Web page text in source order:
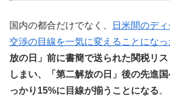
国内の都合だけでなく、
日米間のデ
交渉の目線を一気に変えることになっ
放の日」前に書簡で送られた関税リ
しまい、「第二解放の日」後の先進
っかり15%に目線が揃うことになる。